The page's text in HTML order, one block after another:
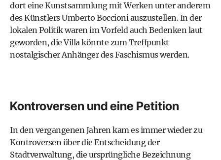
dort eine Kunstsammlung mit Werken unter anderem
des Künstlers Umberto Boccioni auszustellen. In der
lokalen Politik waren im Vorfeld auch Bedenken laut
geworden, die Villa könnte zum Treffpunkt
nostalgischer Anhänger des Faschismus werden.
Kontroversen und eine Petition
In den vergangenen Jahren kam es immer wieder zu
Kontroversen über die Entscheidung der
Stadtverwaltung, die ursprüngliche Bezeichnung